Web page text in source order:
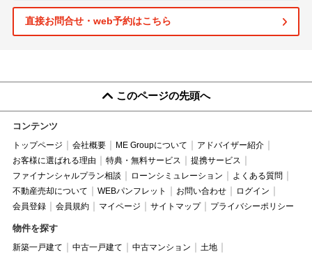
直接お問合せ・web予約はこちら
このページの先頭へ
コンテンツ
トップページ 会社概要 ME Groupについて
アドバイザー紹介
お客様に選ばれる理由
特典・無料サービス
提携サービス
ファイナンシャルプラン相談
ローンシミュレーション
よくある質問
不動産売却について
WEBパンフレット お問い合わせ
ログイン
会員登録
会員規約 マイページ サイトマップ プライバシーポリシー
物件を探す
新築一戸建て 中古一戸建て 中古マンション
土地